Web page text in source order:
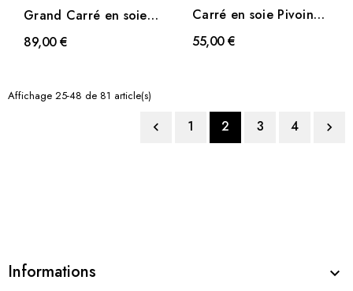
Grand Carré en soie
Fleurs sauvage vert
89,00 €
Carré en soie Pivoine
violet
55,00 €
Affichage 25-48 de 81 article(s)
 1 2 3 4 
Informations 